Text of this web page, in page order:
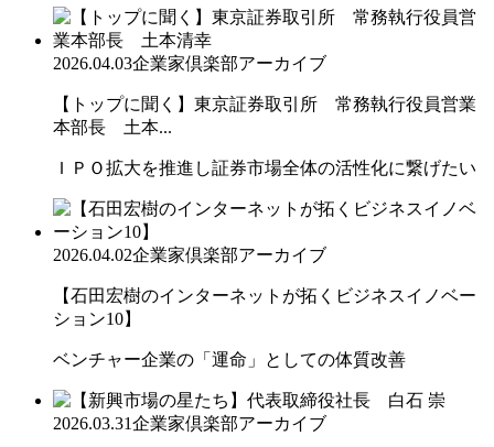
2026.04.03企業家倶楽部アーカイブ
【トップに聞く】東京証券取引所 常務執行役員営業
本部長 土本...
ＩＰＯ拡大を推進し証券市場全体の活性化に繋げたい
2026.04.02企業家倶楽部アーカイブ
【石田宏樹のインターネットが拓くビジネスイノベー
ション10】
ベンチャー企業の「運命」としての体質改善
2026.03.31企業家倶楽部アーカイブ